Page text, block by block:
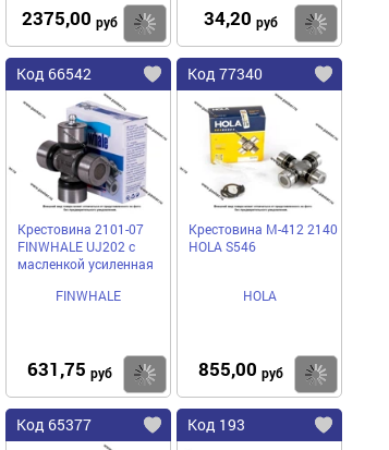
2375,00 руб Купить
34,20 руб
Код 66542
Крестовина 2101-07
FINWHALE UJ202 с
масленкой усиленная
FINWHALE
631,75 руб Купить
Код 77340
Крестовина М-412 2140
HOLA S546
HOLA
855,00 руб
Код 65377 Код 193